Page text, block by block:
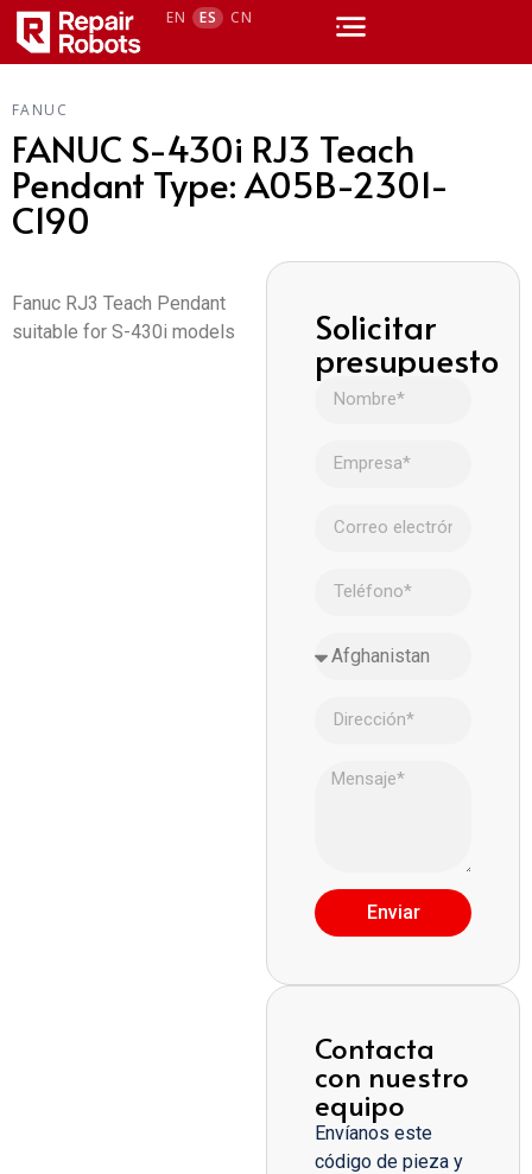
EN ES CN
FANUC
FANUC S-430i RJ3 Teach
Pendant Type: A05B-2301-
C190
Fanuc RJ3 Teach Pendant
suitable for S-430i models
Solicitar
presupuesto
Enviar
Contacta
con nuestro
equipo
Envíanos este
código de pieza y